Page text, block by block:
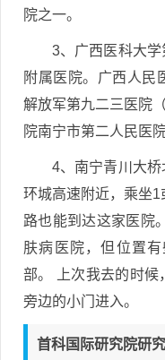
院之一。
3、广西医科大
附属医院。广西人民
解放军第九二三医院
院南宁市第二人民医院
4、南宁青川大
环城高速附近，乘坐
路也能到达这家医院
肤病医院，但位置
部。 上次我去的时候
旁边的小门进入。
首科国际研究院研